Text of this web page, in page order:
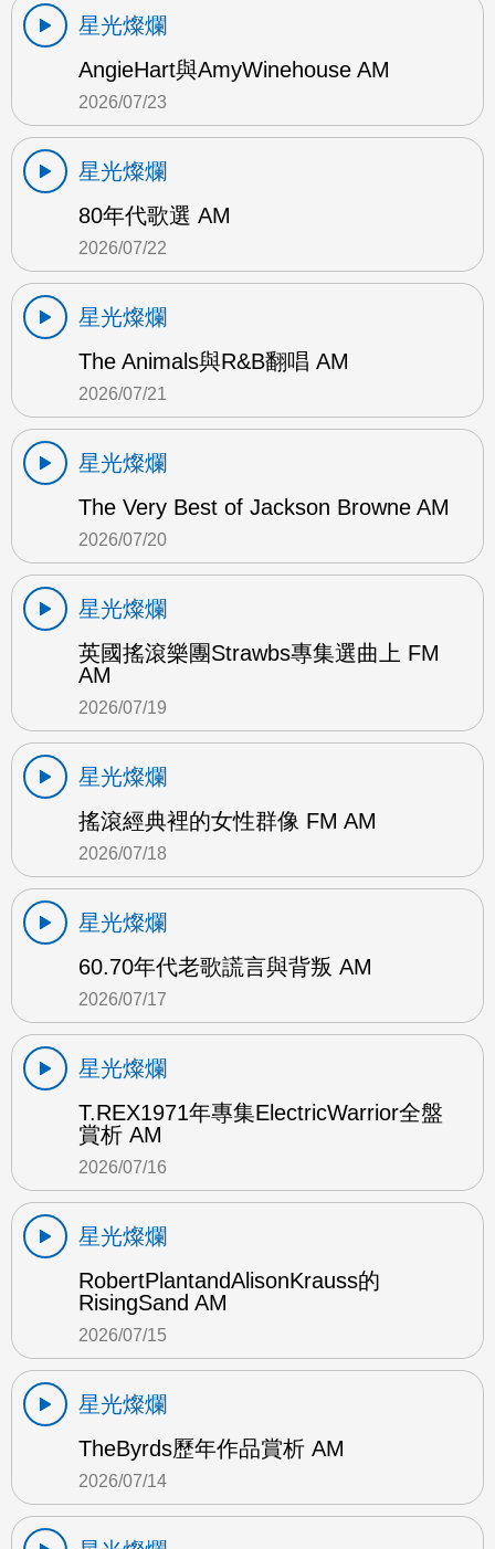
星光燦爛
AngieHart與AmyWinehouse AM
2026/07/23
星光燦爛
80年代歌選 AM
2026/07/22
星光燦爛
The Animals與R&B翻唱 AM
2026/07/21
星光燦爛
The Very Best of Jackson Browne AM
2026/07/20
星光燦爛
英國搖滾樂團Strawbs專集選曲上 FM
AM
2026/07/19
星光燦爛
搖滾經典裡的女性群像 FM AM
2026/07/18
星光燦爛
60.70年代老歌謊言與背叛 AM
2026/07/17
星光燦爛
T.REX1971年專集ElectricWarrior全盤
賞析 AM
2026/07/16
星光燦爛
RobertPlantandAlisonKrauss的
RisingSand AM
2026/07/15
星光燦爛
TheByrds歷年作品賞析 AM
2026/07/14